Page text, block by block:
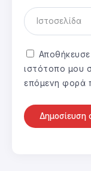
ιστότοπο μου
επόμενη φορά